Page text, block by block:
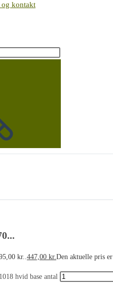
og kontakt
kr..447,00 kr.Den aktuelle pris
hvid base antal